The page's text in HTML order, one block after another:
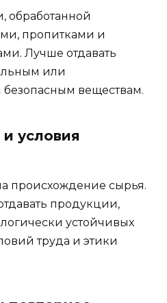
обработанной
пропитками и
Лучше отдавать
или
веществам.
условия
происхождение сырья.
продукции,
устойчивых
труда и этики